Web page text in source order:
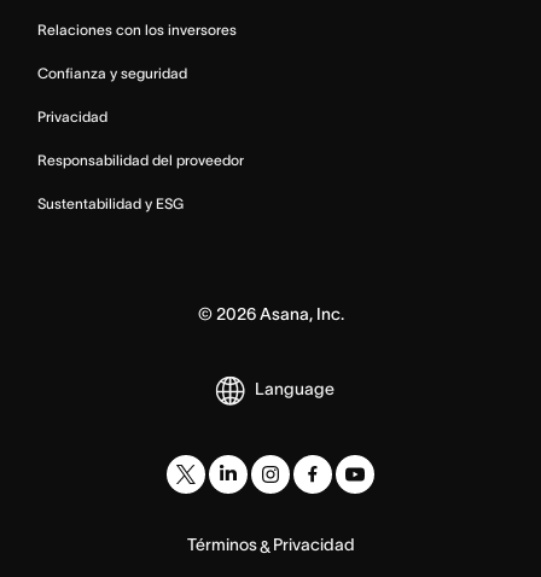
Relaciones con los inversores
Confianza y seguridad
Privacidad
Responsabilidad del proveedor
Sustentabilidad y ESG
© 2026Asana, Inc.
Language
Términos& Privacidad